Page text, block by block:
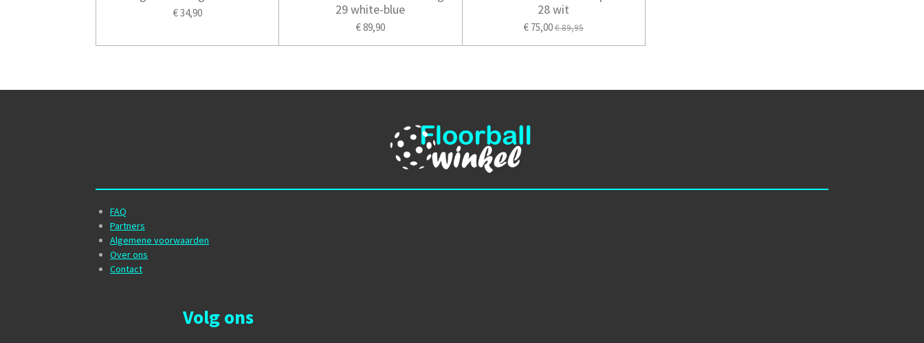
€ 34,90
29 white-blue
€ 89,90
28 wit
€ 75,00€ 89,95
FAQ
Partners
Algemene voorwaarden
Over ons
Contact
Volg ons